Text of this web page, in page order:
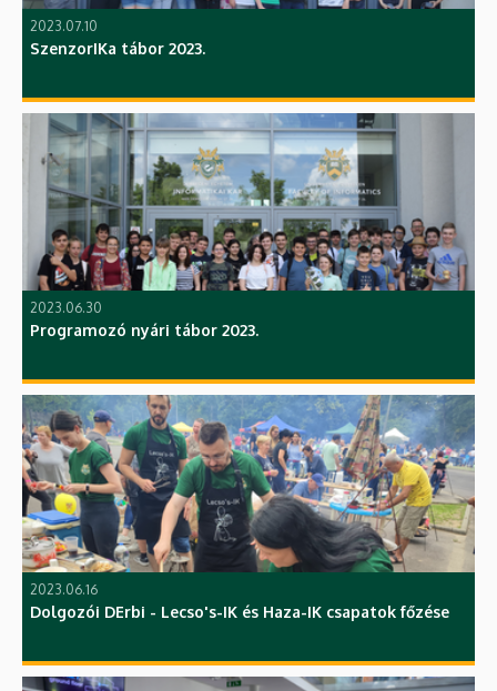
2023.07.10
SzenzorIKa tábor 2023.
2023.06.30
Programozó nyári tábor 2023.
2023.06.16
Dolgozói DErbi - Lecso's-IK és Haza-IK csapatok főzése